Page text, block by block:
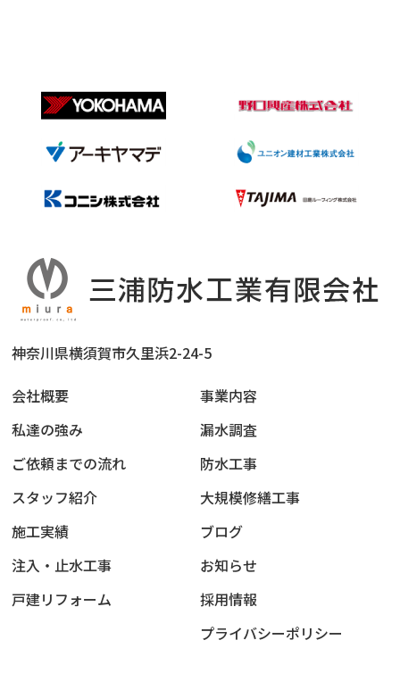
神奈川県横須賀市久里浜2-24-5
会社概要
私達の強み
ご依頼までの流れ
スタッフ紹介
事業内容
漏水調査
防水工事
大規模修繕工事
施工実績
注入・止水工事
戸建リフォーム
ブログ
お知らせ
採用情報
プライバシーポリシー